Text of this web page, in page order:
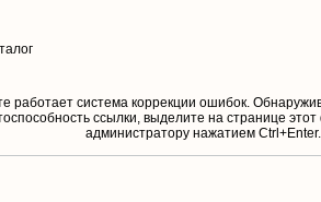
работает система коррекции ошибок.
ссылки, выделите на странице этот
aдминистратору нажатием Ctrl+Enter.